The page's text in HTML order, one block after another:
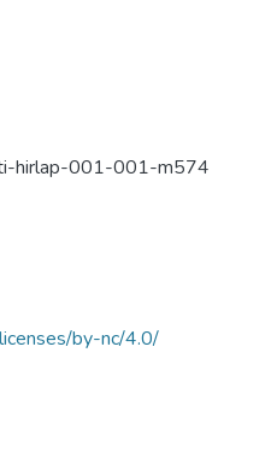
hirlap-001-001-m574
by-nc/4.0/